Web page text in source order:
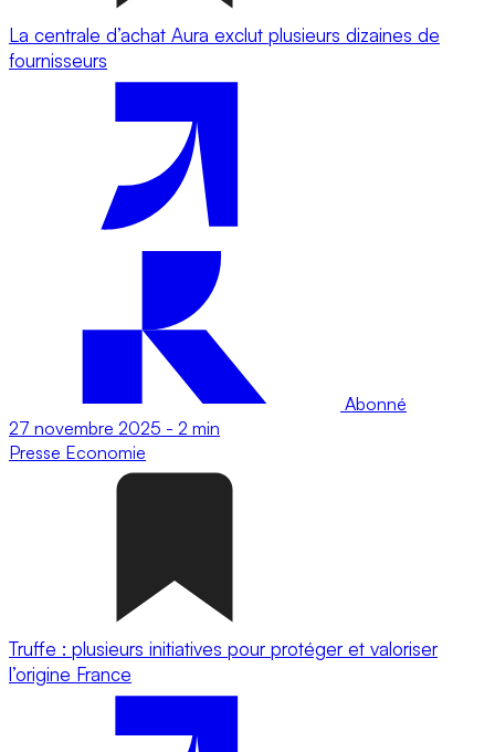
La centrale d’achat Aura exclut plusieurs dizaines de
fournisseurs
Abonné
27 novembre 2025 - 2 min
Presse Economie
Truffe : plusieurs initiatives pour protéger et valoriser
l’origine France